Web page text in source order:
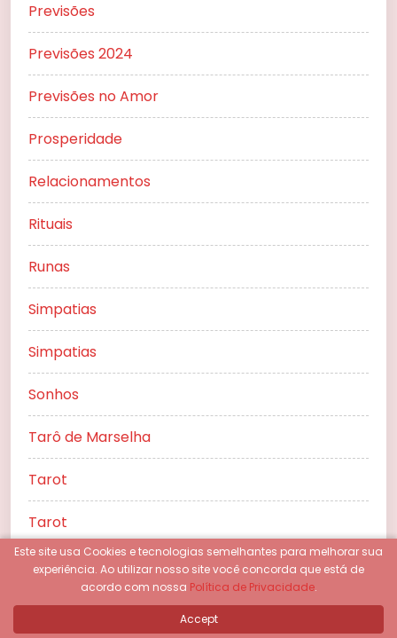
Previsões
Previsões 2024
Previsões no Amor
Prosperidade
Relacionamentos
Rituais
Runas
Simpatias
Simpatias
Sonhos
Tarô de Marselha
Tarot
Tarot
Tarot Online
Umbanda
Este site usa Cookies e tecnologias semelhantes para melhorar sua
experiência. Ao utilizar nosso site você concorda que está de
acordo com nossa Política de Privacidade.
Accept